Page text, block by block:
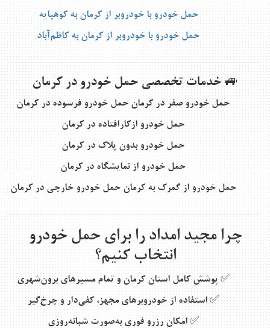
حمل خودرو با خودروبر از کرمان به کوهپایه
حمل خودرو با خودروبر از کرمان به کاظم‌آباد
🚙 خدمات تخصصی حمل خودرو در کرمان
حمل خودرو صفر در کرمان حمل خودرو فرسوده در کرمان
حمل خودرو ازکارافتاده در کرمان
حمل خودرو بدون پلاک در کرمان
حمل خودرو از نمایشگاه در کرمان
حمل خودرو از گمرک به کرمان حمل خودرو خارجی در کرمان
چرا مجید امداد را برای حمل خودرو
انتخاب کنیم؟
✅پوشش کامل استان کرمان و تمام مسیرهای برون‌شهری
✅استفاده از خودروبرهای مجهز، کفی‌دار و چرخ‌گیر
✅امکان رزرو فوری به‌صورت شبانه‌روزی